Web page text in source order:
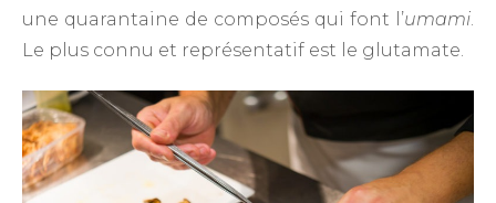
une quarantaine de composés qui font l’umami.
Le plus connu et représentatif est le glutamate.